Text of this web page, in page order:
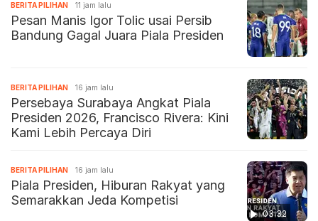
BERITA PILIHAN 11 jam lalu
Pesan Manis Igor Tolic usai Persib
Bandung Gagal Juara Piala Presiden
BERITA PILIHAN 16 jam lalu
Persebaya Surabaya Angkat Piala
Presiden 2026, Francisco Rivera: Kini
Kami Lebih Percaya Diri
03:32
BERITA PILIHAN 16 jam lalu
Piala Presiden, Hiburan Rakyat yang
Semarakkan Jeda Kompetisi